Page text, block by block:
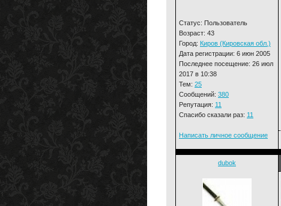
Статус: Пользователь
Возраст: 43
Город: Киров (Кировская обл.)
Дата регистрации: 6 июн 2005
Последнее посещение: 26 июл
2017 в 10:38
Тем: 25
Сообщений: 380
Репутация: 11
Спасибо сказали раз: 11
Написать личное сообщение
dubok